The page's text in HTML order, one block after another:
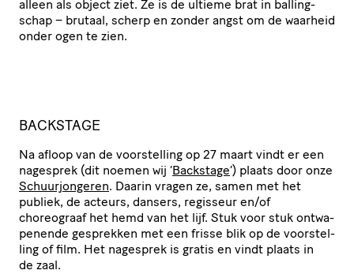
alleen als object ziet. Ze is de ultieme brat in balling­
schap – brutaal, scherp en zonder angst om de waarheid
onder ogen te zien.
BACKSTAGE
Na afloop van de voor­stel­ling op 27 maart vindt er een
nagesprek (dit noemen wij ‘Backstage’) plaats door onze
Schuur­jon­geren. Daarin vragen ze, samen met het
publiek, de acteurs, dansers, regisseur en/​of
choreograaf het hemd van het lijf. Stuk voor stuk ontwa­
pe­nende gesprekken met een frisse blik op de voor­stel­
ling of film. Het nagesprek is gratis en vindt plaats in
de zaal.